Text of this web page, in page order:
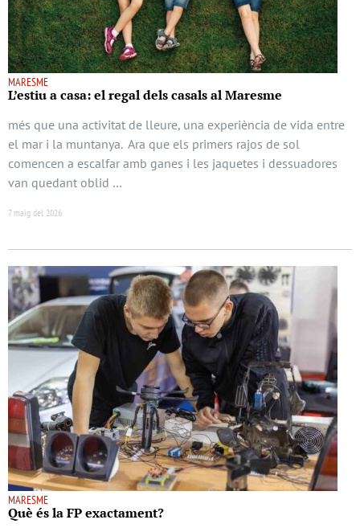
MARESME
L’estiu a casa: el regal dels casals al Maresme
més que una activitat de lleure, una experiència de vida entre
el mar i la muntanya. Ara que els primers rajos de sol
comencen a escalfar amb ganes i les jaquetes i dessuadores
van quedant oblid …
7 maig del 2026
MARESME
Què és la FP exactament?